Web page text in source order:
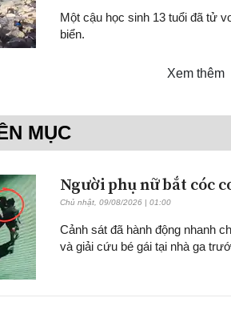
Một cậu học sinh 13 tuổi đã tử
biển.
Xem thêm
MỤC
Người phụ nữ bắt cóc
Chủ nhật, 09/08/2026 | 01:00
Cảnh sát đã hành động nhanh
và giải cứu bé gái tại nhà ga